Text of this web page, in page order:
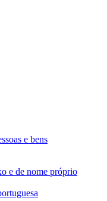
e bens
e de nome próprio